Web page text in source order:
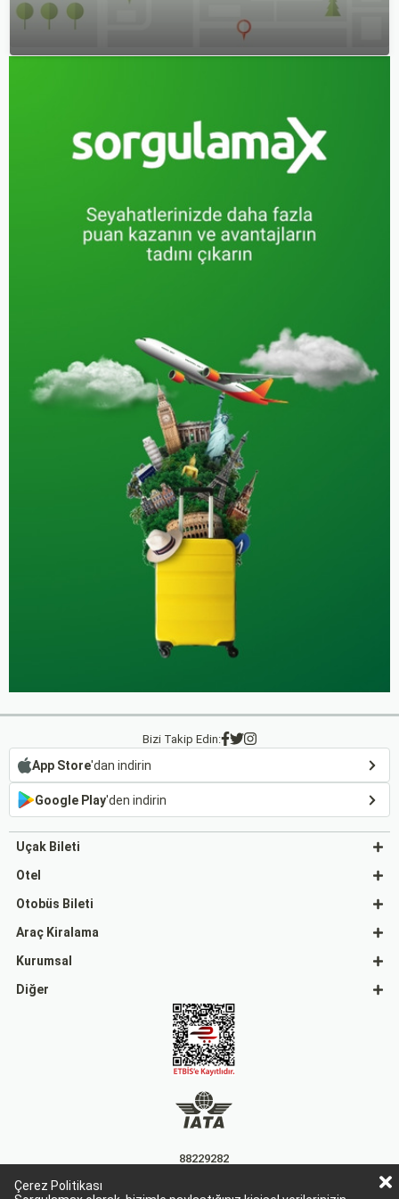
Çerez Politikası
Bizi Takip Edin:
App Store'dan indirin
Google Play'den indirin
Uçak Bileti
Otel
Otobüs Bileti
Araç Kiralama
Kurumsal
Diğer
88229282